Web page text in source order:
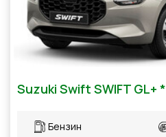
Suzuki Swift SWIFT GL+ *
Бензин